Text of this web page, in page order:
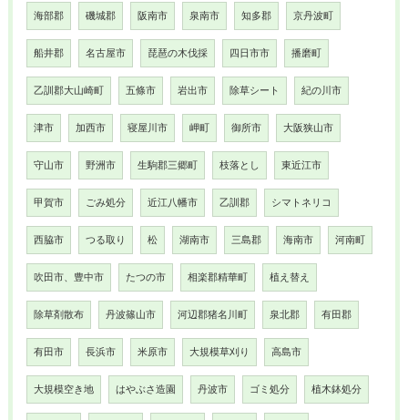
海部郡 磯城郡 阪南市 泉南市 知多郡 京丹波町
船井郡 名古屋市 琵琶の木伐採 四日市市 播磨町
乙訓郡大山崎町 五條市 岩出市 除草シート 紀の川市
津市 加西市 寝屋川市 岬町 御所市 大阪狭山市
守山市 野洲市 生駒郡三郷町 枝落とし 東近江市
甲賀市 ごみ処分 近江八幡市 乙訓郡 シマトネリコ
西脇市 つる取り 松 湖南市 三島郡 海南市 河南町
吹田市、豊中市 たつの市 相楽郡精華町 植え替え
除草剤散布 丹波篠山市 河辺郡猪名川町 泉北郡 有田郡
有田市 長浜市 米原市 大規模草刈り 高島市
大規模空き地 はやぶさ造園 丹波市 ゴミ処分 植木鉢処分